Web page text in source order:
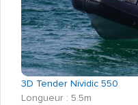
3D Tender Nividic 550
Longueur : 5.5m